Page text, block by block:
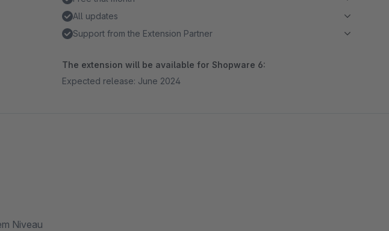
All updates
Support from the Extension Partner
The extension will be available for Shopware 6:
Expected release: June 2024
Niveau